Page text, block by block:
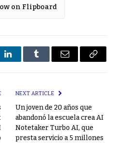
on Flipboard
LinkedInTumblr Email
Copy
NEXT ARTICLE
Un joven de 20 años que
abandonó la escuela crea AI
Notetaker Turbo AI, que
presta servicio a 5 millones